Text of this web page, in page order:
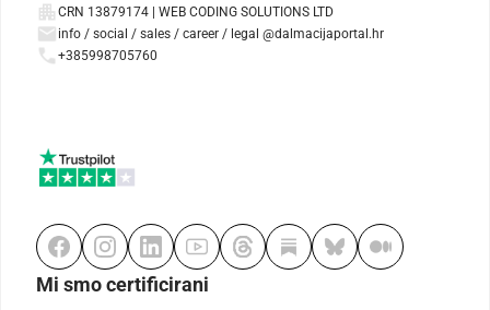
CRN 13879174 | WEB CODING SOLUTIONS LTD
info / social / sales / career / legal @dalmacijaportal.hr
+385998705760
Mi smo certificirani